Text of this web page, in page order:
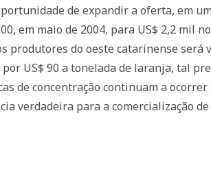
de expandir a oferta, em
em maio de 2004, para US$ 2,2 mil
produtores do oeste catarinense
US$ 90 a tonelada de laranja, tal
de concentração continuam a
verdadeira para a comercialização